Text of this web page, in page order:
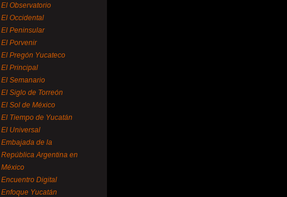
El Observatorio
El Occidental
El Peninsular
El Porvenir
El Pregón Yucateco
El Principal
El Semanario
El Siglo de Torreón
El Sol de México
El Tiempo de Yucatán
El Universal
Embajada de la
República Argentina en
México
Encuentro Digital
Enfoque Yucatán